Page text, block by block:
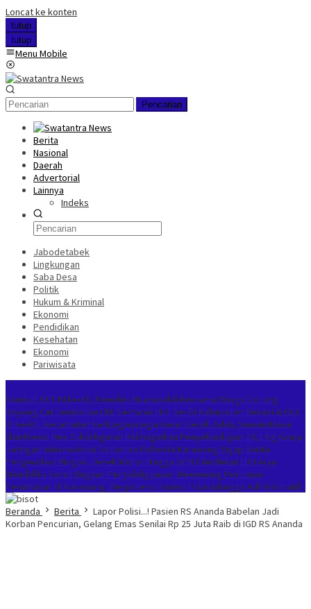
Loncat ke konten
tutup
tutup
Menu Mobile
Pencarian
Berita
Nasional
Daerah
Advertorial
Lainnya
Indeks
Jabodetabek
Lingkungan
Saba Desa
Politik
Hukum & Kriminal
Ekonomi
Pendidikan
Kesehatan
Ekonomi
Pariwisata
Sambut HUT RI ke-81, Pemdes Muarabakti Bersama Warga Gotong
Royong Cat Jembatan CBLSemarak HUT ke-76 Kabupaten Bekasi & HUT
RI ke-81, Kecamatan Kedungwaringin Gelar Gerak Jalan, Senam Masal
dan Kreasi Bea Cukai Ngurah Rai Gagalkan Penyelundupan 10,1 Kg Ganja
Jaringan InternasionalSatlantas Polresta Karawang Sigap Bantu
Pengendara Mogok, Derek Motor Hingga SPBU Terdekat LBH Arya
Mandalika Sorot Dugaan Penyalahgunaan Wewenang Perizinan
Perumahan di Karawang, Berpotensi Sanksi Pidana hingga Administratif
Beranda
Berita
Lapor Polisi...! Pasien RS Ananda Babelan Jadi
Korban Pencurian, Gelang Emas Senilai Rp 25 Juta Raib di IGD RS Ananda